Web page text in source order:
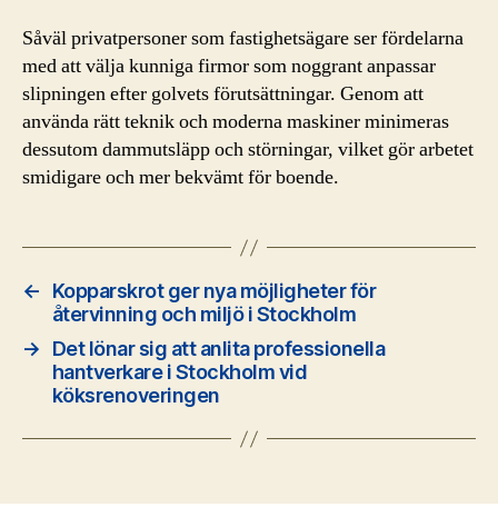
Såväl privatpersoner som fastighetsägare ser fördelarna
med att välja kunniga firmor som noggrant anpassar
slipningen efter golvets förutsättningar. Genom att
använda rätt teknik och moderna maskiner minimeras
dessutom dammutsläpp och störningar, vilket gör arbetet
smidigare och mer bekvämt för boende.
←
Kopparskrot ger nya möjligheter för
återvinning och miljö i Stockholm
→
Det lönar sig att anlita professionella
hantverkare i Stockholm vid
köksrenoveringen